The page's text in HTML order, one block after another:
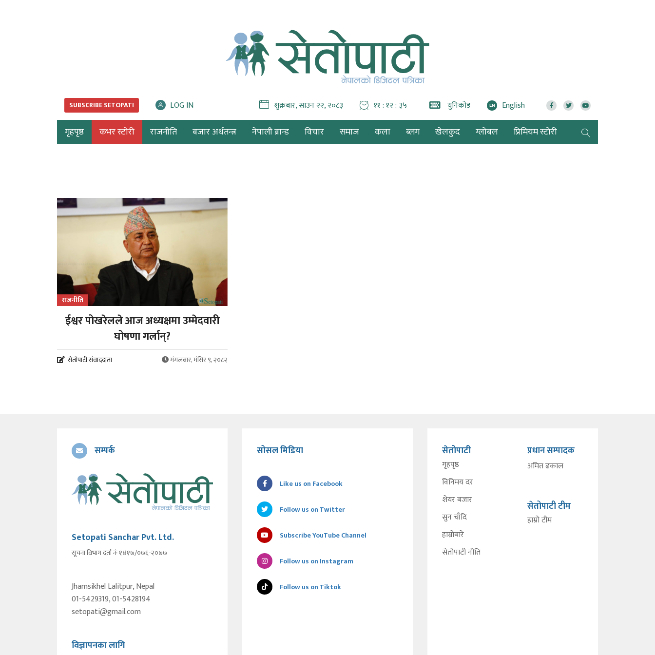
SUBSCRIBE SETOPATI LOG IN शुक्रबार, साउन २२, २०८३ ११ : १२ : ३६ युनिकोड EN English
गृहपृष्ठ कभर स्टोरी राजनीति बजार अर्थतन्त्र नेपाली ब्रान्ड विचार समाज कला ब्लग खेलकुद ग्लोबल प्रिमियम स्टोरी
राजनीति
ईश्वर पोखरेलले आज अध्यक्षमा उम्मेदवारी
घोषणा गर्लान्?
सेतोपाटी संवाददाता मंगलबार, मंसिर ९, २०८२
सम्पर्क
Setopati Sanchar Pvt. Ltd.
सूचना विभाग दर्ता नंः १४१७/०७६-२०७७
Jhamsikhel Lalitpur, Nepal
01-5429319, 01-5428194
setopati@gmail.com
विज्ञापनका लागि
सोसल मिडिया
Like us on Facebook
Follow us on Twitter
Subscribe YouTube Channel
Follow us on Instagram
Follow us on Tiktok
सेतोपाटी
गृहपृष्ठ
विनिमय दर
शेयर बजार
सुन चाँदि
हाम्रोबारे
सेतोपाटी नीति
प्रधान सम्पादक
अमित ढकाल
सेतोपाटी टीम
हाम्रो टीम